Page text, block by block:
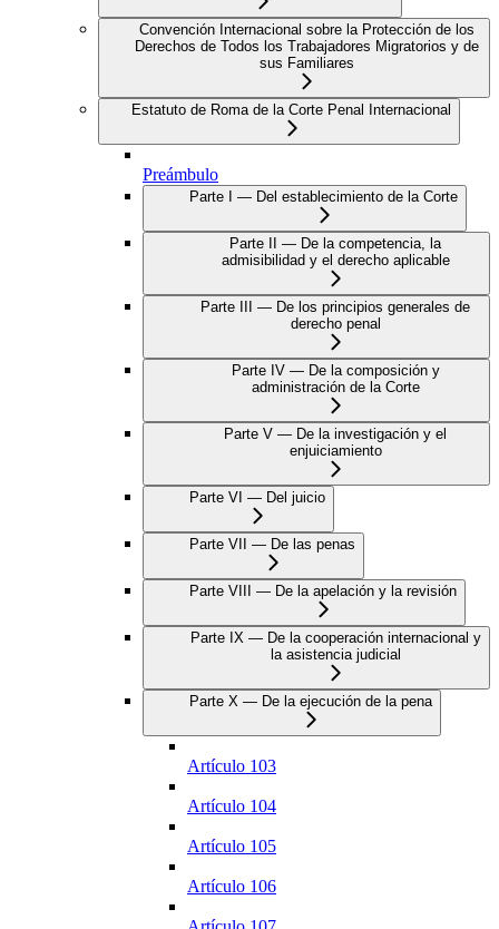
Convención Internacional sobre la Protección de los
Derechos de Todos los Trabajadores Migratorios y de
sus Familiares
Estatuto de Roma de la Corte Penal Internacional
Preámbulo
Parte I — Del establecimiento de la Corte
Parte II — De la competencia, la
admisibilidad y el derecho aplicable
Parte III — De los principios generales de
derecho penal
Parte IV — De la composición y
administración de la Corte
Parte V — De la investigación y el
enjuiciamiento
Parte VI — Del juicio
Parte VII — De las penas
Parte VIII — De la apelación y la revisión
Parte IX — De la cooperación internacional y
la asistencia judicial
Parte X — De la ejecución de la pena
Artículo 103
Artículo 104
Artículo 105
Artículo 106